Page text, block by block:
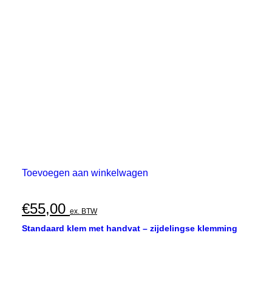
Toevoegen aan winkelwagen
€55,00 ex. BTW
Standaard klem met handvat – zijdelingse klemming